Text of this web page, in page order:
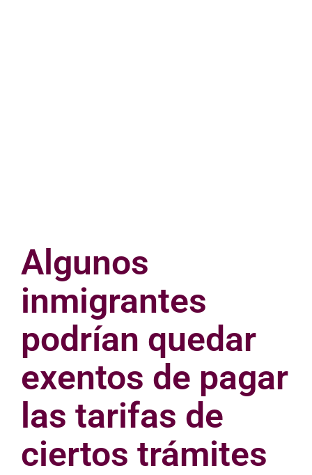
Algunos
inmigrantes
podrían quedar
exentos de pagar
las tarifas de
ciertos trámites